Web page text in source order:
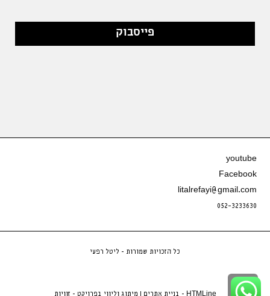
פייסבוק
youtube
Facebook
litalrefayi@gmail.com
052-3233630
כל הזכויות שמורות - ליטל רפעי
גלילה